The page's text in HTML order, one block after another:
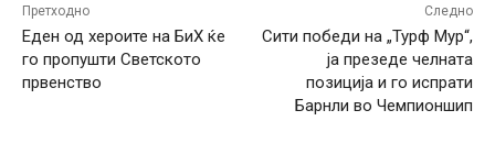
Претходно
Еден од хероите на БиХ ќе
го пропушти Светското
првенство
Следно
Сити победи на „Турф Мур“,
ја презеде челната
позиција и го испрати
Барнли во Чемпионшип